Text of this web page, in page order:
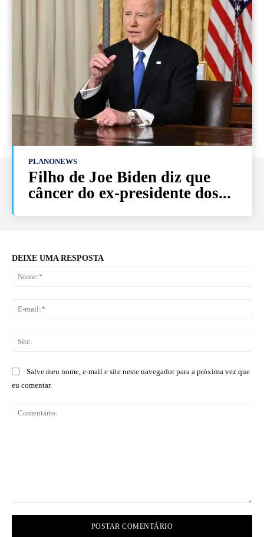
PLANONEWS
Filho de Joe Biden diz que
câncer do ex-presidente dos...
DEIXE UMA RESPOSTA
Salve meu nome, e-mail e site neste navegador para a próxima vez que
eu comentar.